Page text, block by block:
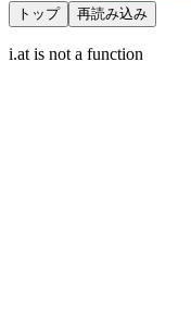
トップ 再読み込み
i.at is not a function